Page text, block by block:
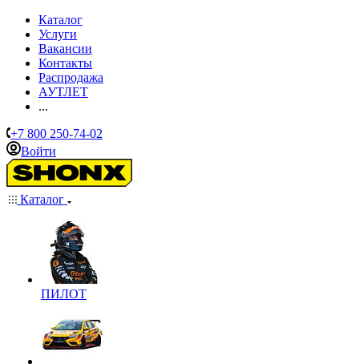
Каталог
Услуги
Вакансии
Контакты
Распродажа
АУТЛЕТ
...
+7 800 250-74-02
Войти
Каталог
ПИЛОТ